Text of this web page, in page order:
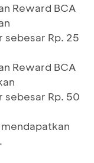
Reward BCA
Rp. 25
Reward BCA
sebesar Rp. 50